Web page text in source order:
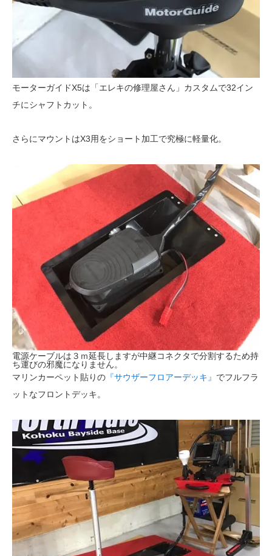
モーターガイドX5は「エレキの修理屋さん」カスタムで32イン
チにシャフトカット。
さらにマウントはX3用をショート加工で究極に軽量化。
電源ケーブルは３ｍ延長しますが中継コネクタで分割するため持
ち運びの邪魔になりません。
マリンカーペット貼りの 『サウザーフロアーデッキ』 でフルフラ
ットなフロントデッキ。